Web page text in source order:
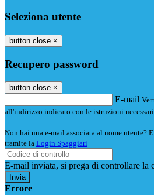
Seleziona utente
button close ×
Recupero password
button close ×
E-mail
all'indirizzo indicato con le istruzioni
Non hai una e-mail associata al nome utente?
tramite la Login Spaggiari
E-mail inviata, si prega di controllare la
Errore